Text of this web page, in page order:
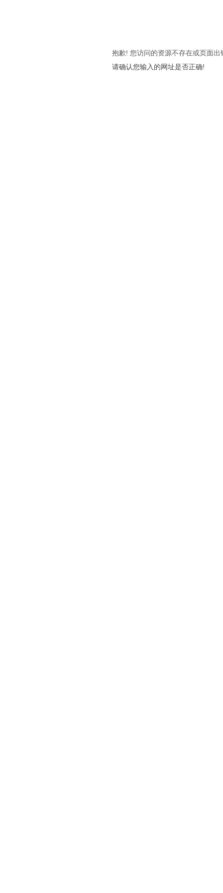
抱歉! 您访问的资源不存在或页面出
请确认您输入的网址是否正确!